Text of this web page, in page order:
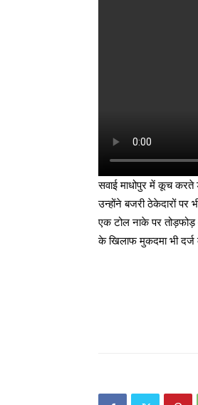
सवाई माधोपुर में कूच करते
उन्होंने बजरी ठेकेदारों
एक टोल नाके पर तोड़फोड़
के खिलाफ मुकदमा भी दर्ज